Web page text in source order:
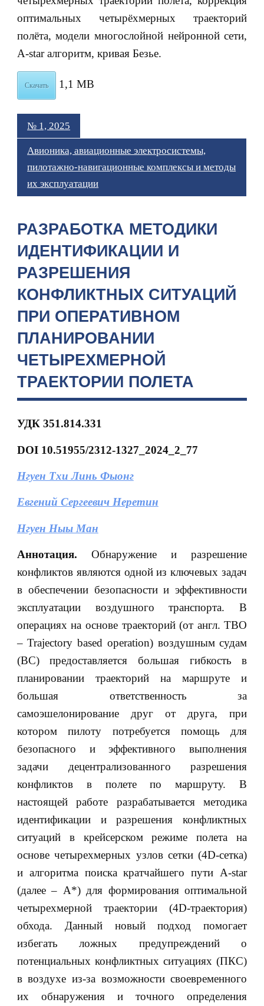
оптимальных четырёхмерных траекторий
полёта, модели многослойной нейронной сети,
A-star алгоритм, кривая Безье.
Скачать 1,1 MB
№ 1, 2025
Авионика, авиационные электросистемы,
пилотажно-навигационные комплексы и методы
их эксплуатации
РАЗРАБОТКА МЕТОДИКИ
ИДЕНТИФИКАЦИИ И
РАЗРЕШЕНИЯ
КОНФЛИКТНЫХ СИТУАЦИЙ
ПРИ ОПЕРАТИВНОМ
ПЛАНИРОВАНИИ
ЧЕТЫРЕХМЕРНОЙ
ТРАЕКТОРИИ ПОЛЕТА
УДК 351.814.331
DOI 10.51955/2312-1327_2024_2_77
Нгуен Тхи Линь Фыонг
Евгений Сергеевич Неретин
Нгуен Ныы Ман
Аннотация. Обнаружение и разрешение
конфликтов являются одной из ключевых задач
в обеспечении безопасности и эффективности
эксплуатации воздушного транспорта. В
операциях на основе траекторий (от англ. TBO
– Trajectory based operation) воздушным судам
(ВС) предоставляется большая гибкость в
планировании траекторий на маршруте и
большая ответственность за
самоэшелонирование друг от друга, при
котором пилоту потребуется помощь для
безопасного и эффективного выполнения
задачи децентрализованного разрешения
конфликтов в полете по маршруту. В
настоящей работе разрабатывается методика
идентификации и разрешения конфликтных
ситуаций в крейсерском режиме полета на
основе четырехмерных узлов сетки (4D-сетка)
и алгоритма поиска кратчайшего пути A-star
(далее – A*) для формирования оптимальной
четырехмерной траектории (4D-траектория)
обхода. Данный новый подход помогает
избегать ложных предупреждений о
потенциальных конфликтных ситуациях (ПКС)
в воздухе из-за возможности своевременного
их обнаружения и точного определения